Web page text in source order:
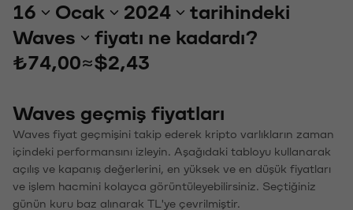
16 Ocak 2024
tarihindeki
Waves
fiyatı ne kadardı?
₺74,00≈$2,43
Waves geçmiş fiyatları
Waves fiyat geçmişini takip ederek kripto varlıkların zaman
içindeki performansını izleyin. Aşağıdaki tabloyu kullanarak
açılış ve kapanış değerlerini, en yüksek ve en düşük fiyatları
ve işlem hacmini kolayca görüntüleyebilirsiniz. Seçtiğiniz
günün kuru baz alınarak TL'ye çevrilmiştir.